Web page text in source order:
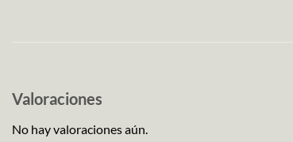
Valoraciones
No hay valoraciones aún.